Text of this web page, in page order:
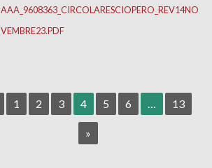
AAA_9608363_CIRCOLARESCIOPERO_REV14NO
VEMBRE23.PDF
1 2 3 4 5 6 … 13
»